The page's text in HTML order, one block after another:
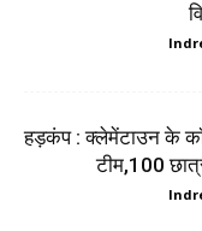
हड़कंप : क्लेमेंटाउन के
टीम,100